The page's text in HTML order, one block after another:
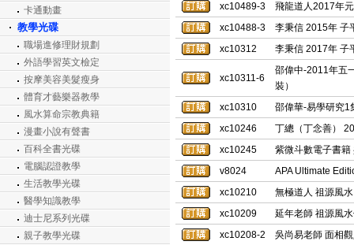
卡通動畫
教學光碟
職場進修理財規劃
外語學習英文檢定
按摩美容美髮瘦身
體育才藝樂器教學
風水算命宗教典籍
漫畫小說有聲書
百科全書光碟
電腦認證教學
生活教學光碟
醫學知識教學
迪士尼系列光碟
親子教學光碟
xc10489-3
飛龍道人2017年
xc10488-3
李秉信 2015年 子
xc10312
李秉信 2017年 子
xc10311-6
邵偉中-2011年五
裝）
xc10310
邵偉華-易學研究1
xc10246
丁總（丁念善）
xc10245
紫微斗數電子書籍
v8024
APA Ultimate
xc10210
無極道人 祖源風
xc10209
延年老師 祖源風
xc10208-2
吳尚易老師 面相